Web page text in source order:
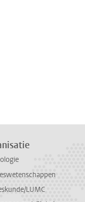
LUMC